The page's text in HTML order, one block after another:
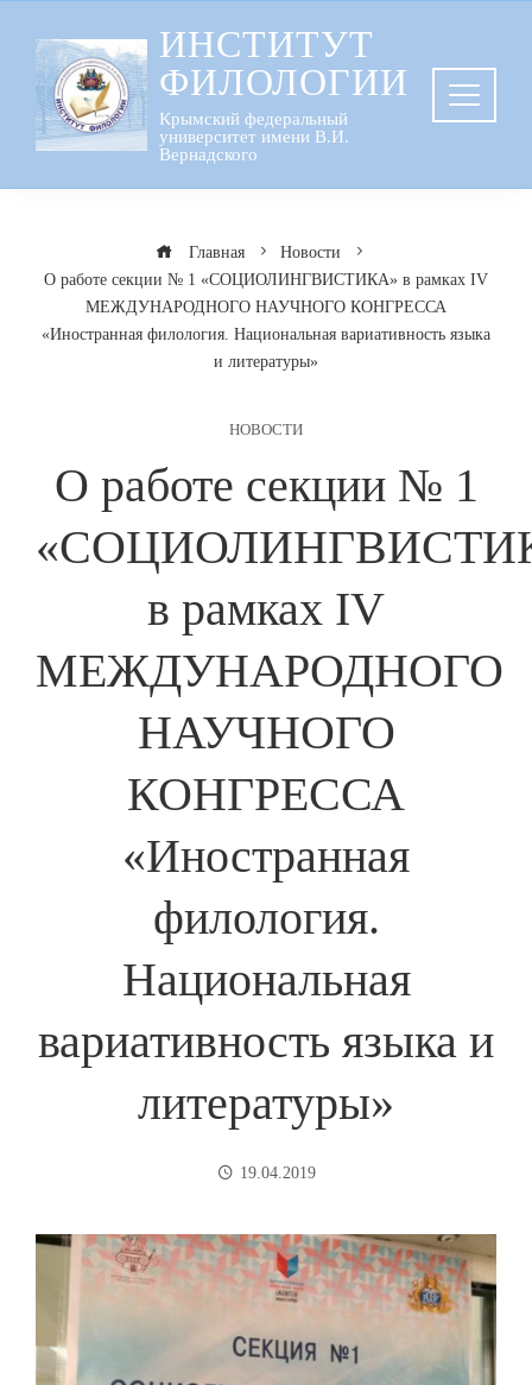
содержанию
ИНСТИТУТ
ФИЛОЛОГИИ
Крымский федеральный
университет имени В.И.
Вернадского
Главная
Новости
О работе секции № 1 «СОЦИОЛИНГВИСТИКА» в рамках IV
МЕЖДУНАРОДНОГО НАУЧНОГО КОНГРЕССА
«Иностранная филология. Национальная вариативность языка
и литературы»
НОВОСТИ
О работе секции № 1
в рамках IV
МЕЖДУНАРОДНОГО
НАУЧНОГО
КОНГРЕССА
«Иностранная
филология.
Национальная
вариативность языка и
литературы»
19.04.2019